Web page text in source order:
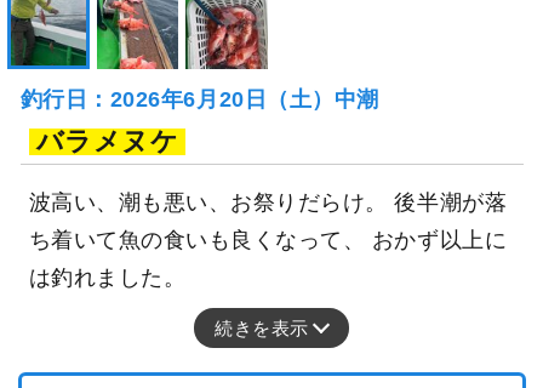
釣行日：2026年6月20日（土）中潮
バラメヌケ
波高い、潮も悪い、お祭りだらけ。 後半潮が落
ち着いて魚の食いも良くなって、 おかず以上に
は釣れました。
続きを表示